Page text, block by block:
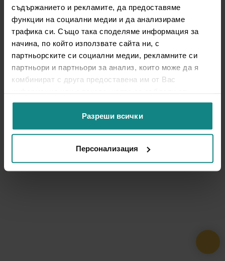
съдържанието и рекламите, да предоставяме
функции на социални медии и да анализираме
трафика си. Също така споделяме информация за
начина, по който използвате сайта ни, с
партньорските си социални медии, рекламните си
партньори и партньори за анализ, които може да я
комбинират с друга предоставена им от Вас
ползването от Ваша страна на услугите им.
Разреши всички
Персонализация